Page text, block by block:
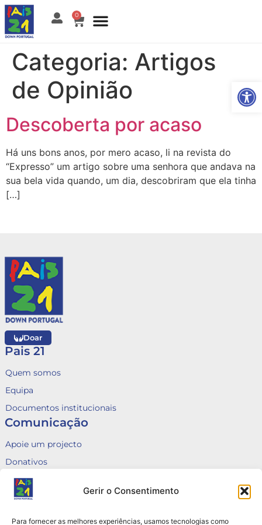
Gerir o Consentimento
Para fornecer as melhores experiências, usamos tecnologias como
0
Categoria: Artigos
de Opinião
Descoberta por acaso
Há uns bons anos, por mero acaso, li na revista do
“Expresso” um artigo sobre uma senhora que andava na
sua bela vida quando, um dia, descobriram que ela tinha
[…]
Doar
Pais 21
Quem somos
Equipa
Documentos institucionais
Comunicação
Apoie um projecto
Donativos
Fale connosco
Voluntariado